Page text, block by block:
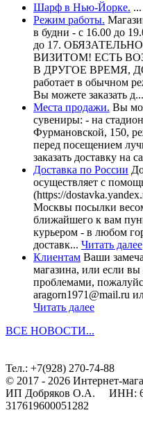
Шарф в Нью-Йорке. ...
Режим работы.
в будни - с 16.00 до
до 17.
ВИЗИТОМ! ЕСТЬ
В ДРУГОЕ ВРЕМЯ,
работает в обычном
Вы можете заказать д...
Места продажи. Вы
сувениры: - на
Фурмановской, 150,
перед посещением
заказать доставку на
Доставка по России
осуществляет с
(https://
Москвы посылки
ближайшего к вам
курьером - в любом
доставк... Читать далее
Клиентам Ваши
магазина, или если вы
проблемами,
aragorn1971@mail.ru
Читать далее
ВСЕ НОВОСТИ...
Тел.: +7(928) 270-74-88
© 2017 - 2026 Интернет-
ИП Добряков О.А. ИНН:
317619600051282